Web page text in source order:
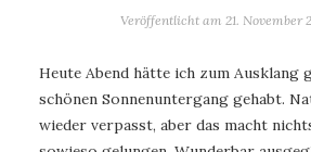
Veröffentlicht am 21. November
Heute Abend hätte ich zum Ausklang
schönen Sonnenuntergang gehabt.
wieder verpasst, aber das macht